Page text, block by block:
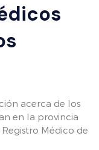
acerca de los
en la provincia
Médico de